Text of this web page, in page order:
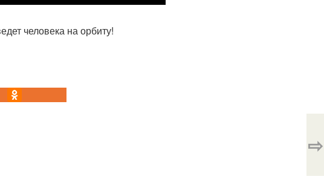
человека на орбиту!
⇨